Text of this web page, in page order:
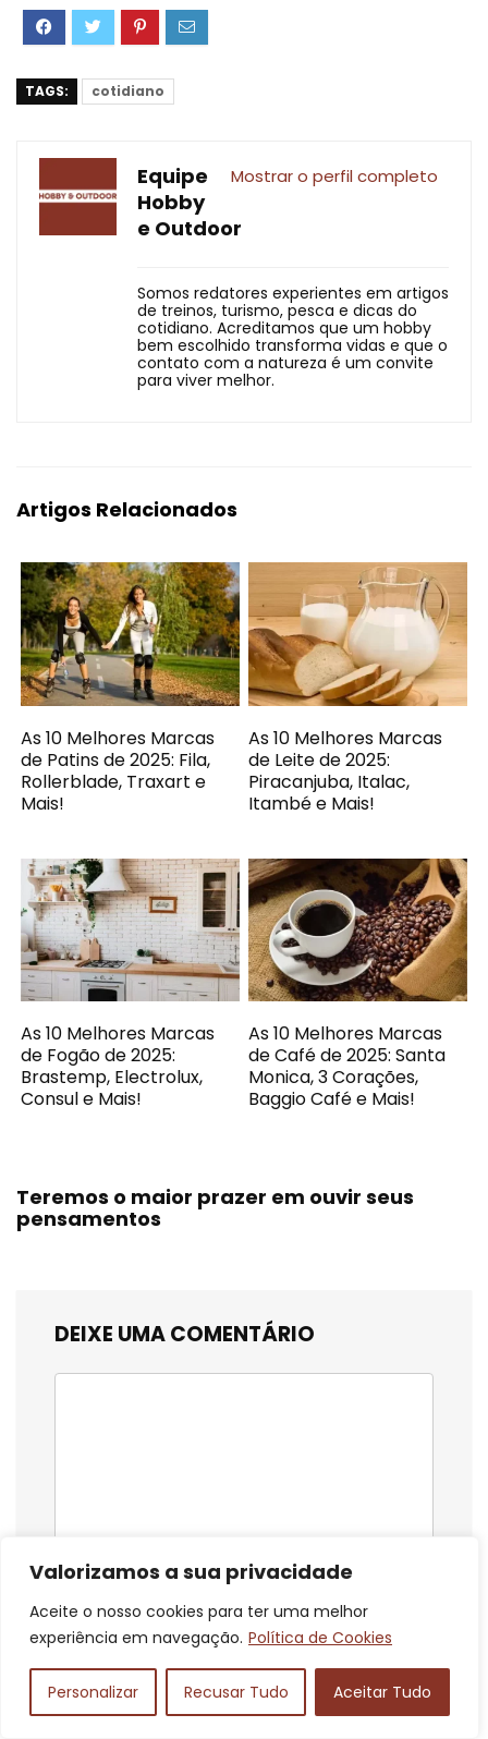
Valorizamos a sua privacidade
Aceite o nosso cookies para ter uma melhor
experiência em navegação. Política de Cookies
Personalizar Recusar Tudo Aceitar Tudo
TAGS: cotidiano
Mostrar o perfil completo
Equipe
Hobby
e Outdoor
Somos redatores experientes em artigos
de treinos, turismo, pesca e dicas do
cotidiano. Acreditamos que um hobby
bem escolhido transforma vidas e que o
contato com a natureza é um convite
para viver melhor.
Artigos Relacionados
As 10 Melhores Marcas
de Patins de 2025: Fila,
Rollerblade, Traxart e
Mais!
As 10 Melhores Marcas
de Leite de 2025:
Piracanjuba, Italac,
Itambé e Mais!
As 10 Melhores Marcas
de Fogão de 2025:
Brastemp, Electrolux,
Consul e Mais!
As 10 Melhores Marcas
de Café de 2025: Santa
Monica, 3 Corações,
Baggio Café e Mais!
Teremos o maior prazer em ouvir seus
pensamentos
DEIXE UMA COMENTÁRIO